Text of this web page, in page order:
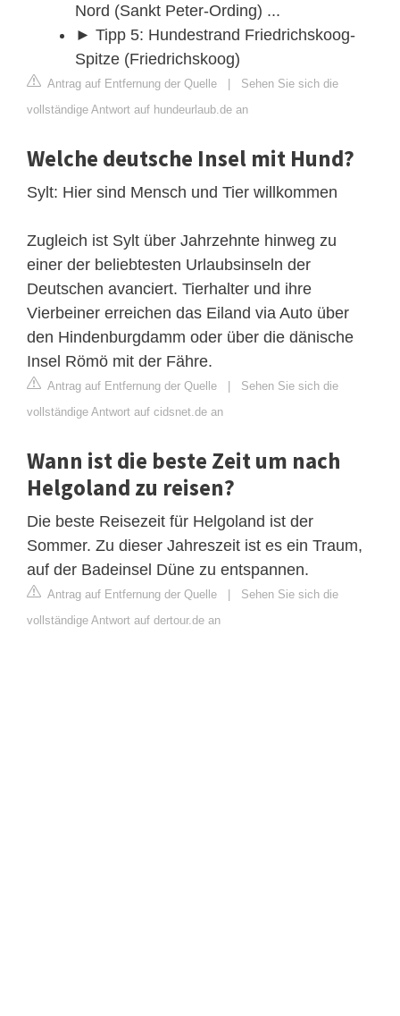
Nord (Sankt Peter-Ording) ...
► Tipp 5: Hundestrand Friedrichskoog-
Spitze (Friedrichskoog)
Antrag auf Entfernung der Quelle | Sehen Sie sich die
vollständige Antwort auf hundeurlaub.de an
Welche deutsche Insel mit Hund?
Sylt: Hier sind Mensch und Tier willkommen
Zugleich ist Sylt über Jahrzehnte hinweg zu
einer der beliebtesten Urlaubsinseln der
Deutschen avanciert. Tierhalter und ihre
Vierbeiner erreichen das Eiland via Auto über
den Hindenburgdamm oder über die dänische
Insel Römö mit der Fähre.
Antrag auf Entfernung der Quelle | Sehen Sie sich die
vollständige Antwort auf cidsnet.de an
Wann ist die beste Zeit um nach
Helgoland zu reisen?
Die beste Reisezeit für Helgoland ist der
Sommer. Zu dieser Jahreszeit ist es ein Traum,
auf der Badeinsel Düne zu entspannen.
Antrag auf Entfernung der Quelle | Sehen Sie sich die
vollständige Antwort auf dertour.de an